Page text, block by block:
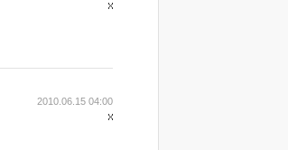
2010.06.15 04:00